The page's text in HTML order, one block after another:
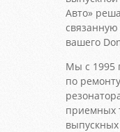
Авто»
вашего
Мы с 1995
по
приемных
выпускных